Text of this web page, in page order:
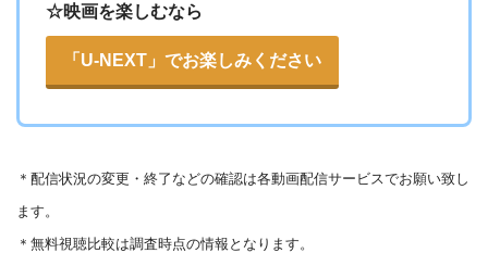
☆映画を楽しむなら
「U-NEXT」でお楽しみください
＊ 配信状況の変更・終了などの確認は各動画配信サービスでお願い致し
ます。
＊無料視聴比較は調査時点の情報となります。